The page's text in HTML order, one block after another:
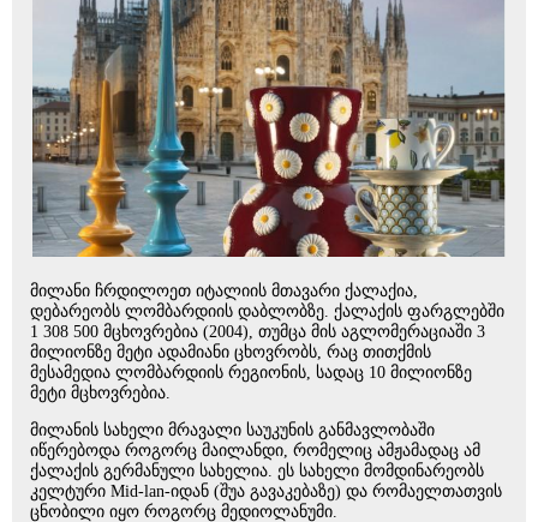
მილანი ჩრდილოეთ იტალიის მთავარი ქალაქია,
დებარეობს ლომბარდიის დაბლობზე. ქალაქის ფარგლებში
1 308 500 მცხოვრებია (2004), თუმცა მის აგლომერაციაში 3
მილიონზე მეტი ადამიანი ცხოვრობს, რაც თითქმის
მესამედია ლომბარდიის რეგიონის, სადაც 10 მილიონზე
მეტი მცხოვრებია.
მილანის სახელი მრავალი საუკუნის განმავლობაში
იწერებოდა როგორც მაილანდი, რომელიც ამჟამადაც ამ
ქალაქის გერმანული სახელია. ეს სახელი მომდინარეობს
კელტური Mid-lan-იდან (შუა გავაკებაზე) და რომაელთათვის
ცნობილი იყო როგორც მედიოლანუმი.